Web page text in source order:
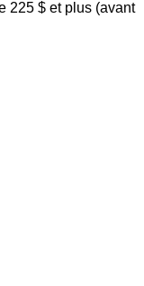
225 $ et plus (avant